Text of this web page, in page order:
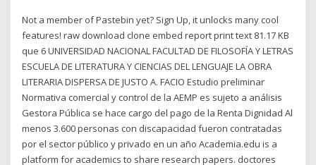
Not a member of Pastebin yet? Sign Up, it unlocks many cool
features! raw download clone embed report print text 81.17 KB
que 6 UNIVERSIDAD NACIONAL FACULTAD DE FILOSOFÍA Y LETRAS
ESCUELA DE LITERATURA Y CIENCIAS DEL LENGUAJE LA OBRA
LITERARIA DISPERSA DE JUSTO A. FACIO Estudio preliminar
Normativa comercial y control de la AEMP es sujeto a análisis
Gestora Pública se hace cargo del pago de la Renta Dignidad Al
menos 3.600 personas con discapacidad fueron contratadas
por el sector público y privado en un año Academia.edu is a
platform for academics to share research papers. doctores